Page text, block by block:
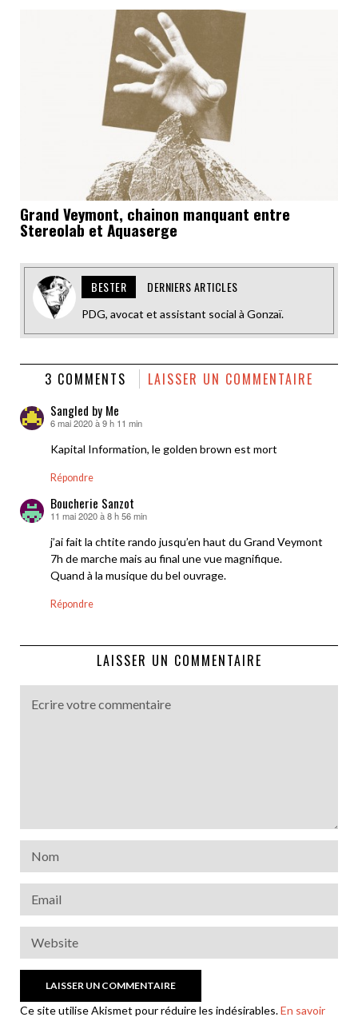
Grand Veymont, chainon manquant entre
Stereolab et Aquaserge
BESTER DERNIERS ARTICLES
PDG, avocat et assistant social à Gonzaï.
3 COMMENTS LAISSER UN COMMENTAIRE
Sangled by Me
dit :
6 mai 2020 à 9 h 11 min
Kapital Information, le golden brown est mort
Répondre
Boucherie Sanzot
dit :
11 mai 2020 à 8 h 56 min
j’ai fait la chtite rando jusqu’en haut du Grand Veymont
7h de marche mais au final une vue magnifique.
Quand à la musique du bel ouvrage.
Répondre
LAISSER UN COMMENTAIRE
Ce site utilise Akismet pour réduire les indésirables.En savoir